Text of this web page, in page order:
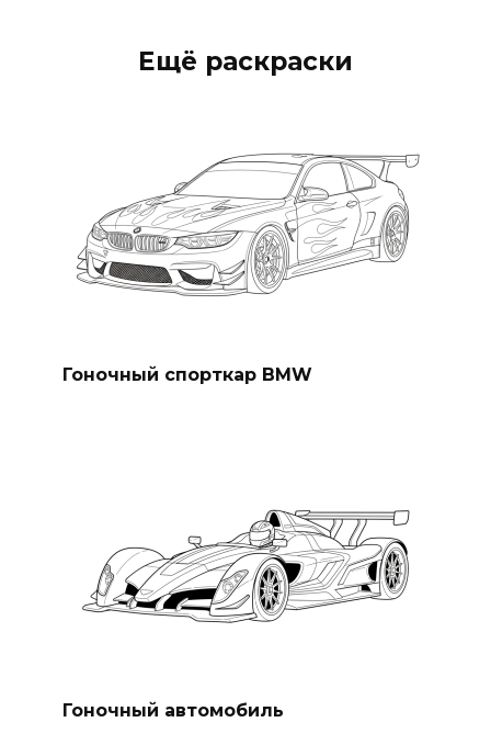
Ещё раскраски
Гоночный спорткар BMW
Гоночный автомобиль